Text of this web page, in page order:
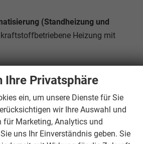
(Standheizung und
kraftstoffbetriebene Heizung mit
Ihre Privatsphäre
ein, um unsere Dienste für Sie
wir Ihre Auswahl und
für Marketing, Analytics und
uns Ihr Einverständnis geben. Sie